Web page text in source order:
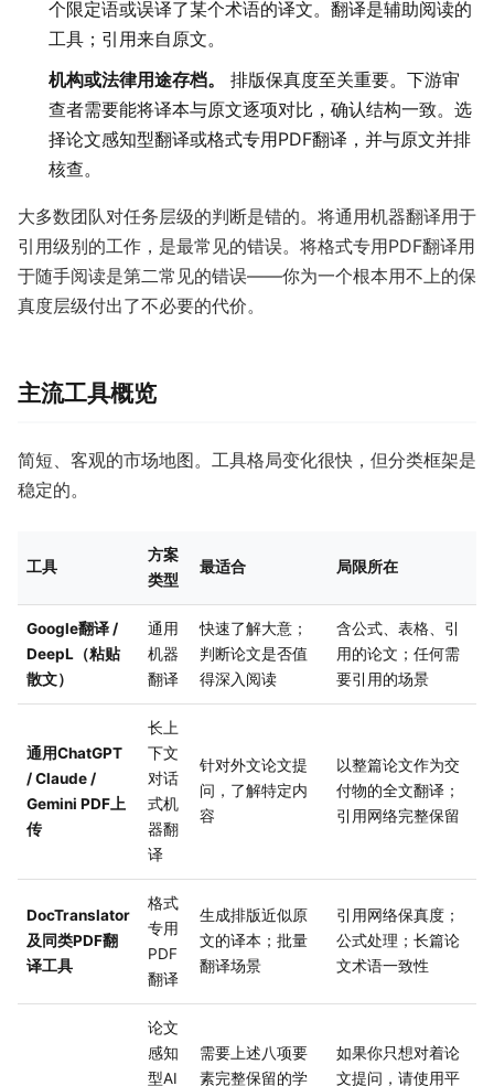
个限定语或误译了某个术语的译文。翻译是辅助阅读的
工具；引用来自原文。
机构或法律用途存档。
排版保真度至关重要。下游审
查者需要能将译本与原文逐项对比，确认结构一致。选
择论文感知型翻译或格式专用PDF翻译，并与原文并排
核查。
大多数团队对任务层级的判断是错的。将通用机器翻译用于
引用级别的工作，是最常见的错误。将格式专用PDF翻译用
于随手阅读是第二常见的错误——你为一个根本用不上的保
真度层级付出了不必要的代价。
主流工具概览
简短、客观的市场地图。工具格局变化很快，但分类框架是
稳定的。
工具
方案
类型
最适合 局限所在
Google翻译 /
DeepL（粘贴
散文）
通用
机器
翻译
快速了解大意；
判断论文是否值
得深入阅读
含公式、表格、引
用的论文；任何需
要引用的场景
通用ChatGPT
/ Claude /
Gemini PDF上
传
长上
下文
对话
式机
器翻
译
针对外文论文提
问，了解特定内
容
以整篇论文作为交
付物的全文翻译；
引用网络完整保留
DocTranslator
及同类PDF翻
译工具
格式
专用
PDF
翻译
生成排版近似原
文的译本；批量
翻译场景
引用网络保真度；
公式处理；长篇论
文术语一致性
论文
感知
型AI
需要上述八项要
素完整保留的学
如果你只想对着论
文提问，请使用平